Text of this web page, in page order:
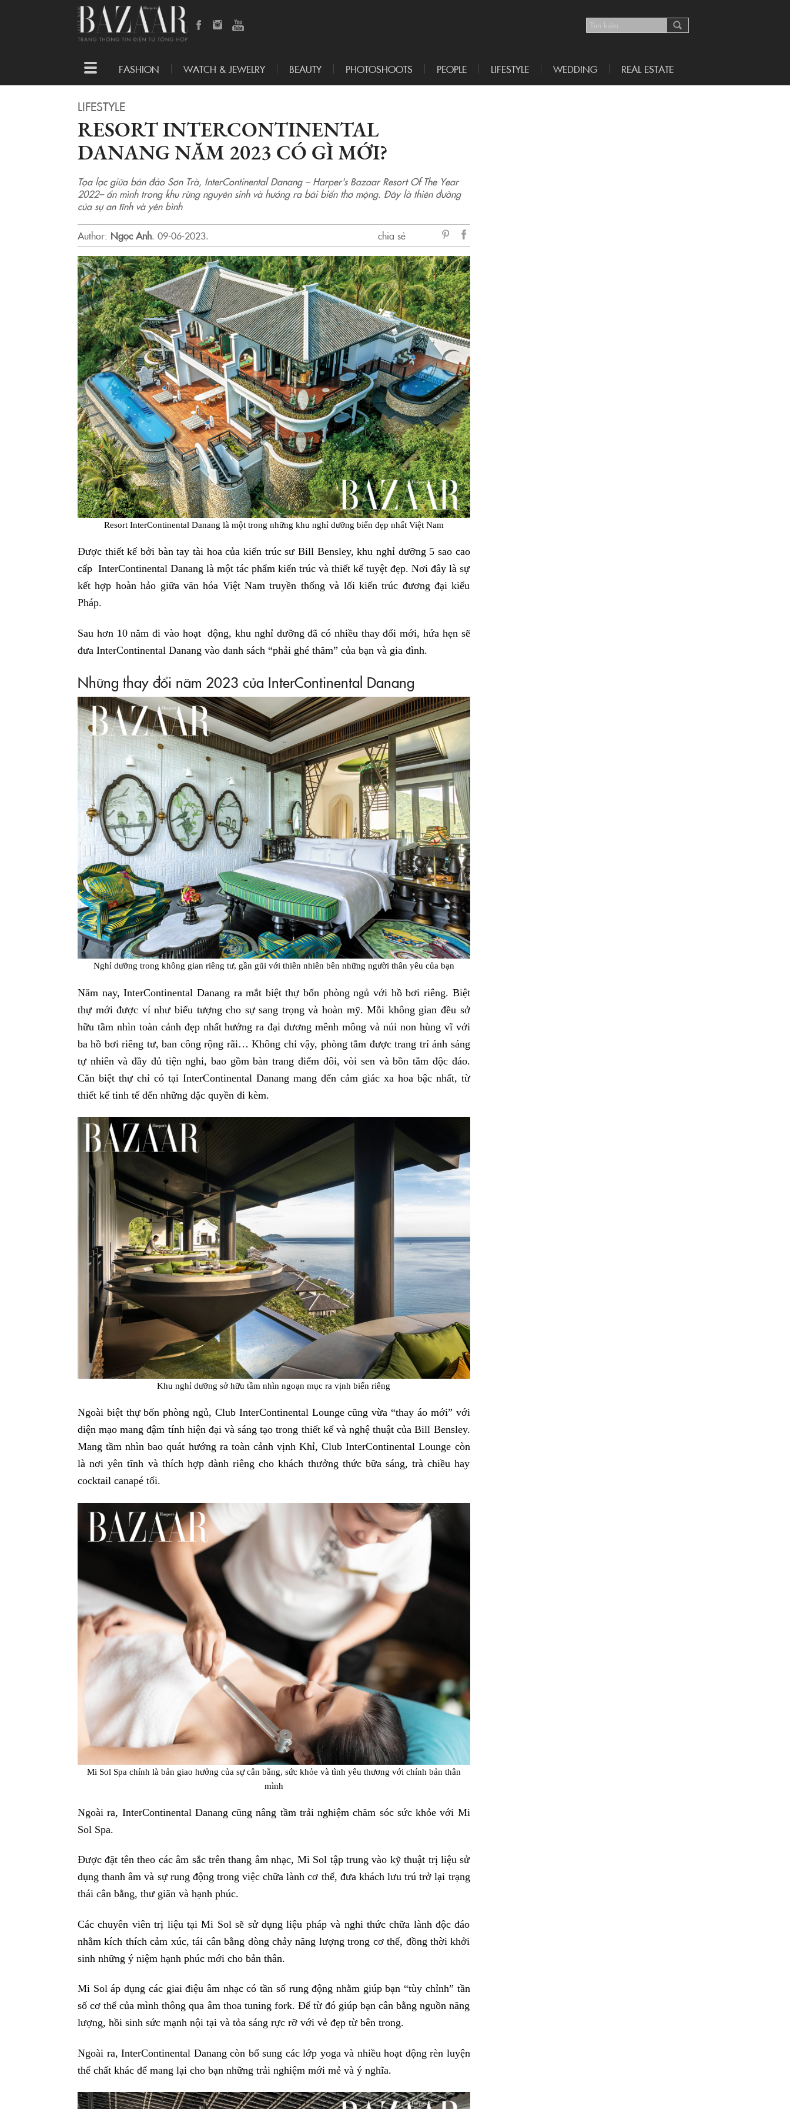
Toggle
navigation
FASHION WATCH & JEWELRY BEAUTY PHOTOSHOOTS PEOPLE LIFESTYLE WEDDING REAL ESTATE
LIFESTYLE
RESORT INTERCONTINENTAL
DANANG NĂM 2023 CÓ GÌ MỚI?
Tọa lạc giữa bán đảo Sơn Trà, InterContinental Danang – Harper's Bazaar Resort Of The Year
2022– ẩn mình trong khu rừng nguyên sinh và hướng ra bãi biển thơ mộng. Đây là thiên đường
của sự an tĩnh và yên bình
Author: Ngọc Anh. 09-06-2023.
chia sẻ
Facebook
Resort InterContinental Danang là một trong những khu nghỉ dưỡng biển đẹp nhất Việt Nam
Được thiết kế bởi bàn tay tài hoa của kiến trúc sư Bill Bensley, khu nghỉ dưỡng 5 sao cao
cấp InterContinental Danang là một tác phẩm kiến trúc và thiết kế tuyệt đẹp. Nơi đây là sự
kết hợp hoàn hảo giữa văn hóa Việt Nam truyền thống và lối kiến trúc đương đại kiểu
Pháp.
Sau hơn 10 năm đi vào hoạt động, khu nghỉ dưỡng đã có nhiều thay đổi mới, hứa hẹn sẽ
đưa InterContinental Danang vào danh sách “phải ghé thăm” của bạn và gia đình.
Những thay đổi năm 2023 của InterContinental Danang
Nghỉ dưỡng trong không gian riêng tư, gần gũi với thiên nhiên bên những người thân yêu của bạn
Năm nay, InterContinental Danang ra mắt biệt thự bốn phòng ngủ với hồ bơi riêng. Biệt
thự mới được ví như biểu tượng cho sự sang trọng và hoàn mỹ. Mỗi không gian đều sở
hữu tầm nhìn toàn cảnh đẹp nhất hướng ra đại dương mênh mông và núi non hùng vĩ với
ba hồ bơi riêng tư, ban công rộng rãi… Không chỉ vậy, phòng tắm được trang trí ánh sáng
tự nhiên và đầy đủ tiện nghi, bao gồm bàn trang điểm đôi, vòi sen và bồn tắm độc đáo.
Căn biệt thự chỉ có tại InterContinental Danang mang đến cảm giác xa hoa bậc nhất, từ
thiết kế tinh tế đến những đặc quyền đi kèm.
Khu nghỉ dưỡng sở hữu tầm nhìn ngoạn mục ra vịnh biển riêng
Ngoài biệt thự bốn phòng ngủ, Club InterContinental Lounge cũng vừa “thay áo mới” với
diện mạo mang đậm tính hiện đại và sáng tạo trong thiết kế và nghệ thuật của Bill Bensley.
Mang tầm nhìn bao quát hướng ra toàn cảnh vịnh Khỉ, Club InterContinental Lounge còn
là nơi yên tĩnh và thích hợp dành riêng cho khách thưởng thức bữa sáng, trà chiều hay
cocktail canapé tối.
Mi Sol Spa chính là bản giao hưởng của sự cân bằng, sức khỏe và tình yêu thương với chính bản thân
mình
Ngoài ra, InterContinental Danang cũng nâng tầm trải nghiệm chăm sóc sức khỏe với Mi
Sol Spa.
Được đặt tên theo các âm sắc trên thang âm nhạc, Mi Sol tập trung vào kỹ thuật trị liệu sử
dụng thanh âm và sự rung động trong việc chữa lành cơ thể, đưa khách lưu trú trở lại trạng
thái cân bằng, thư giãn và hạnh phúc.
Các chuyên viên trị liệu tại Mi Sol sẽ sử dụng liệu pháp và nghi thức chữa lành độc đáo
nhằm kích thích cảm xúc, tái cân bằng dòng chảy năng lượng trong cơ thể, đồng thời khởi
sinh những ý niệm hạnh phúc mới cho bản thân.
Mi Sol áp dụng các giai điệu âm nhạc có tần số rung động nhằm giúp bạn “tùy chỉnh” tần
số cơ thể của mình thông qua âm thoa tuning fork. Để từ đó giúp bạn cân bằng nguồn năng
lượng, hồi sinh sức mạnh nội tại và tỏa sáng rực rỡ với vẻ đẹp từ bên trong.
Ngoài ra, InterContinental Danang còn bổ sung các lớp yoga và nhiều hoạt động rèn luyện
thể chất khác để mang lại cho bạn những trải nghiệm mới mẻ và ý nghĩa.